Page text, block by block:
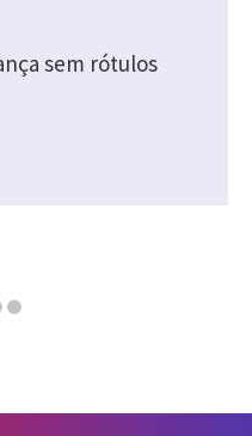
sem rótulos